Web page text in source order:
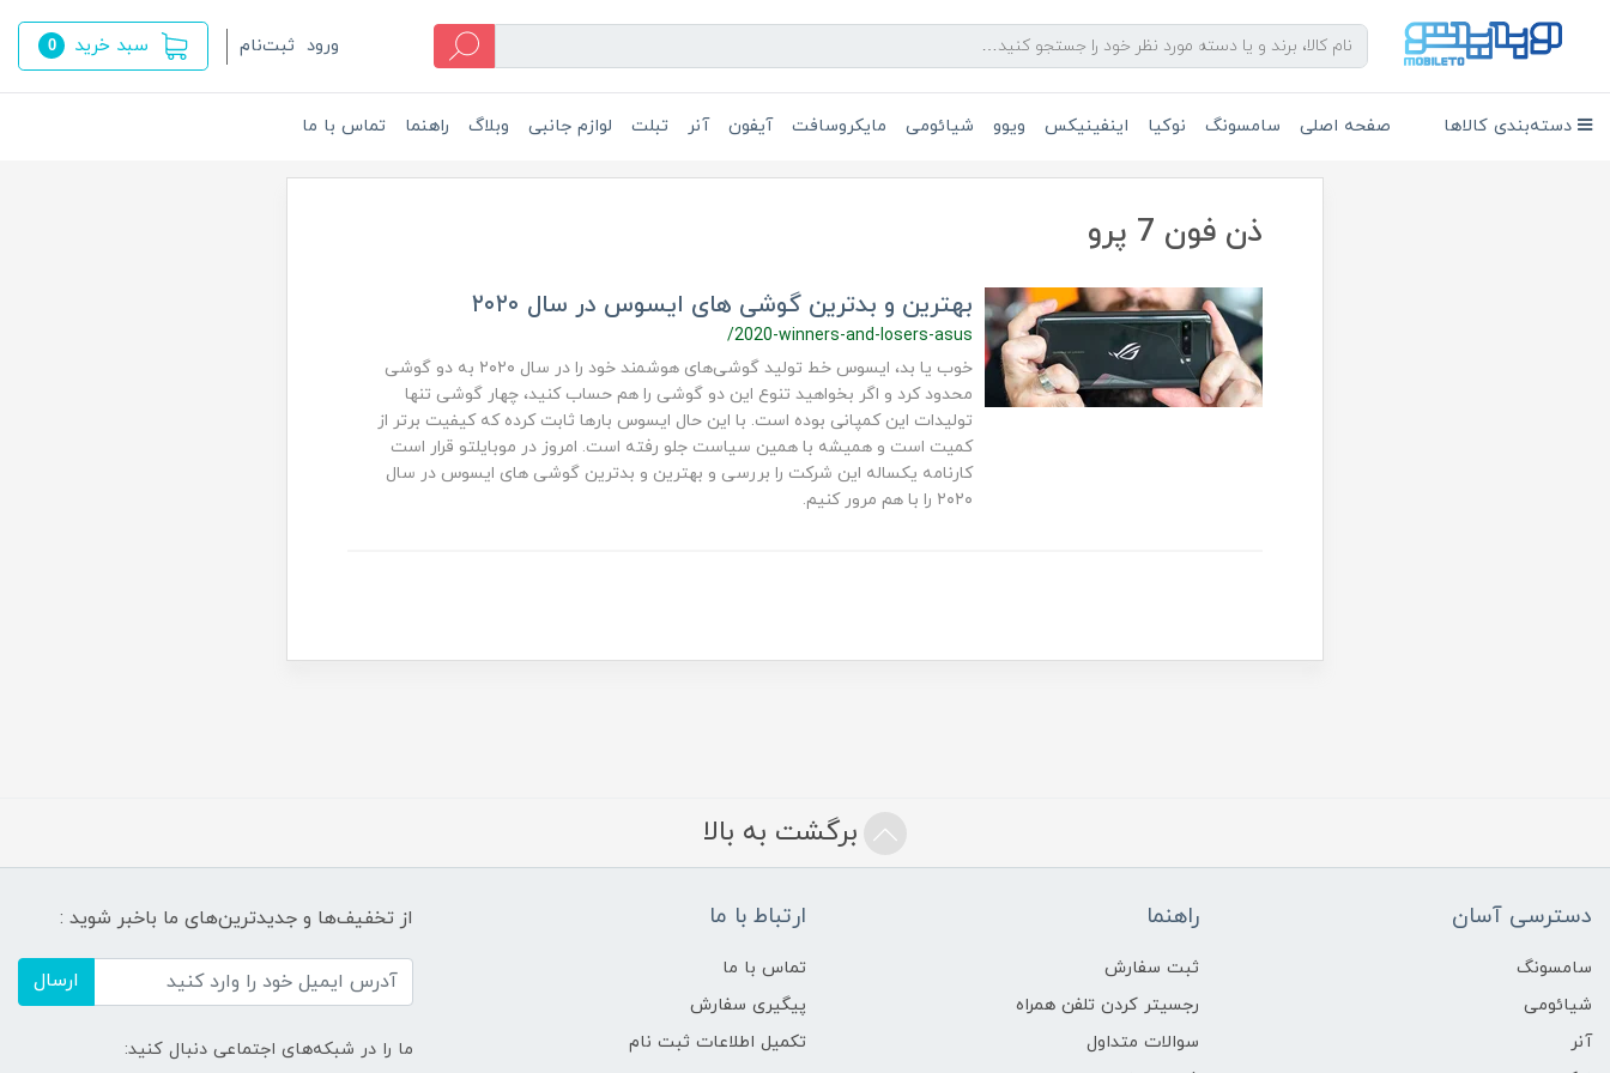
ورود ثبت‌نام سبد خرید 0
دسته‌بندی کالاها صفحه اصلی سامسونگ نوکیا اینفینیکس ویوو شیائومی مایکروسافت آیفون آنر تبلت لوازم جانبی وبلاگ راهنما تماس با ما
ذن فون 7 پرو
بهترین و بدترین گوشی های ایسوس در سال ۲۰۲۰
/2020-winners-and-losers-asus
خوب یا بد، ایسوس خط تولید گوشی‌های هوشمند خود را در سال ۲۰۲۰ به دو گوشی
محدود کرد و اگر بخواهید تنوع این دو گوشی را هم حساب کنید، چهار گوشی تنها
تولیدات این کمپانی بوده است. با این حال ایسوس بارها ثابت کرده که کیفیت برتر از
کمیت است و همیشه با همین سیاست جلو رفته است. امروز در موبایلتو قرار است
کارنامه یکساله این شرکت را بررسی و بهترین و بدترین گوشی های ایسوس در سال
۲۰۲۰ را با هم مرور کنیم.
برگشت به بالا
دسترسی آسان
سامسونگ
شیائومی
آنر
راهنما
ثبت سفارش
رجسیتر کردن تلفن همراه
سوالات متداول
ارتباط با ما
تماس با ما
پیگیری سفارش
تکمیل اطلاعات ثبت نام
از تخفیف‌ها و جدیدترین‌های ما باخبر شوید :
ارسال
ما را در شبکه‌های اجتماعی دنبال کنید: